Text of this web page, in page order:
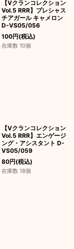
【Vクランコレクション
Vol.5 RRR】プレシャス
チアガール キャメロン
D-VS05/056
100円(税込)
在庫数 10個
【Vクランコレクション
Vol.5 RRR】エンゲージ
ング・アシスタント D-
VS05/059
80円(税込)
在庫数 18個